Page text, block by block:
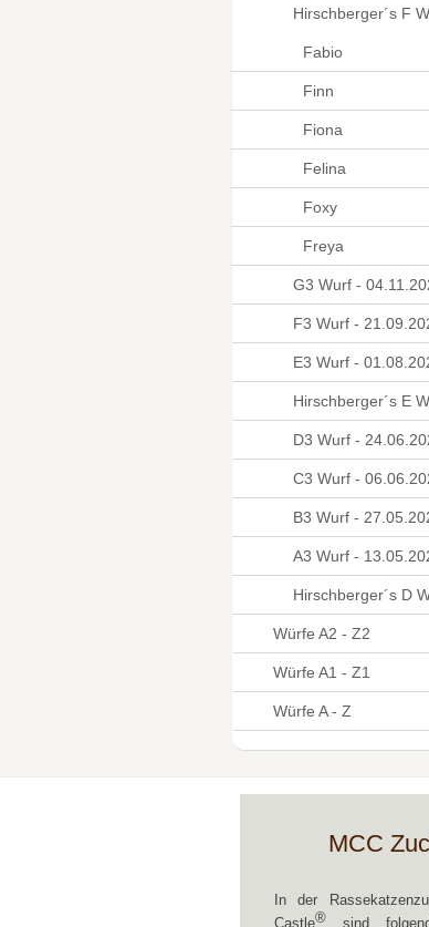
Hirschberger´s F
Fabio
Finn
Fiona
Felina
Foxy
Freya
G3 Wurf -
F3 Wurf -
E3 Wurf -
Hirschberger´s E
D3 Wurf -
C3 Wurf -
B3 Wurf -
A3 Wurf -
Hirschberger´s D
Würfe A2 - Z2
Würfe A1 - Z1
Würfe A - Z
MCC
In der
Castle®sind